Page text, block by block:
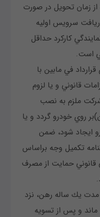
خودرو پس از 3 ماه از زمان تحويل در صورت
سرويس اوليه
كاركرد حداقل
في مابين با
قانوني و يا لزوم
شركت ملزم به نصب
روي خودرو گردد و يا
ايجاد شود، ضمن
تكميل وجه براساس
قانوني حمايت از مصرف
مدت يك ساله رهن، نزد
و پس از تسويه